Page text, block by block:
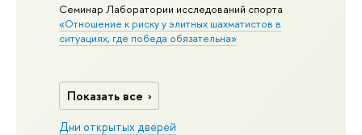
Семинар Лаборатории исследований спорта
«Отношение к риску у элитных шахматистов в
ситуациях, где победа обязательна»
Показать все
Дни открытых дверей